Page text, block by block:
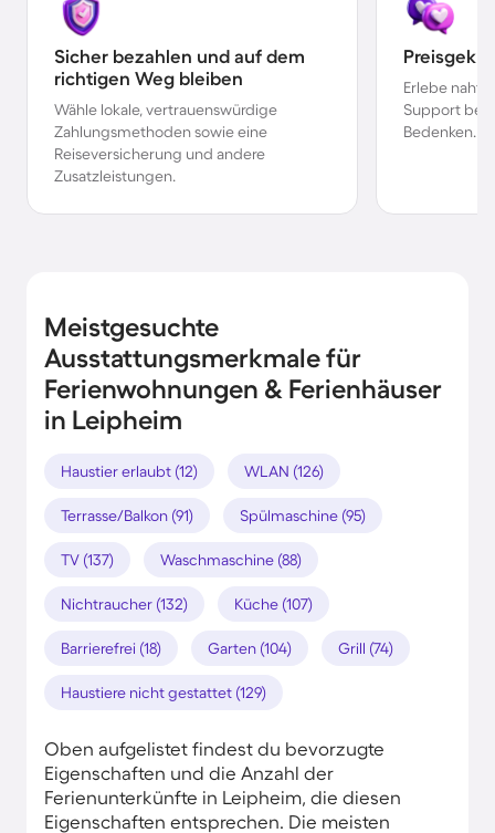
Sicher bezahlen und auf dem
richtigen Weg bleiben
Wähle lokale, vertrauenswürdige
Zahlungsmethoden sowie eine
Reiseversicherung und andere
Zusatzleistungen.
Erlebe
Support bei
Bedenken.
Meistgesuchte
Ausstattungsmerkmale für
Ferienwohnungen & Ferienhäuser
in Leipheim
Haustier erlaubt (12) WLAN (126)
Terrasse/Balkon (91) Spülmaschine (95)
TV (137) Waschmaschine (88)
Nichtraucher (132) Küche (107)
Barrierefrei (18) Garten (104) Grill (74)
Haustiere nicht gestattet (129)
Oben aufgelistet findest du bevorzugte
Eigenschaften und die Anzahl der
Ferienunterkünfte in Leipheim, die diesen
Eigenschaften entsprechen. Die meisten